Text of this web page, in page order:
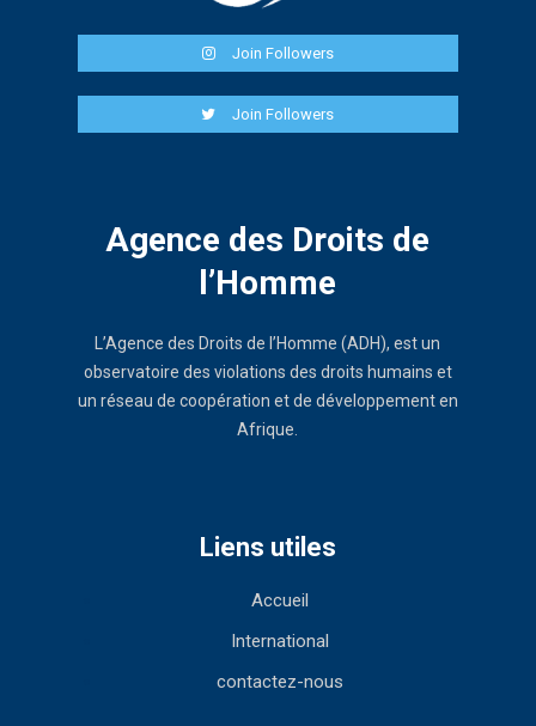
Join Followers
Join Followers
Agence des Droits de
l’Homme
L’Agence des Droits de l’Homme (ADH), est un
observatoire des violations des droits humains et
un réseau de coopération et de développement en
Afrique.
Liens utiles
Accueil
International
contactez-nous